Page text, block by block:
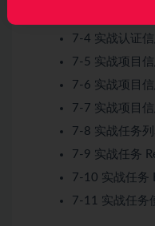
7-4 实战认证
7-5 实战项目信
7-6 实战项目信
7-7 实战项目信
7-8 实战任务
7-9 实战任务
7-10 实战任务
7-11 实战任务